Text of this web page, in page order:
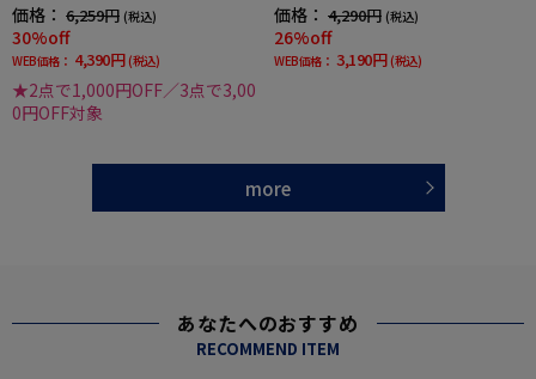
価格： 6,259円 (税込)
30%off
WEB価格： 4,390円 (税込)
★2点で1,000円OFF／3点で3,00
0円OFF対象
価格： 4,290円 (税込)
26%off
WEB価格： 3,190円 (税込)
more
あなたへのおすすめ
RECOMMEND ITEM